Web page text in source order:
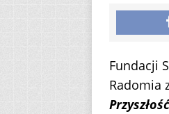
Fundacji
Radomia